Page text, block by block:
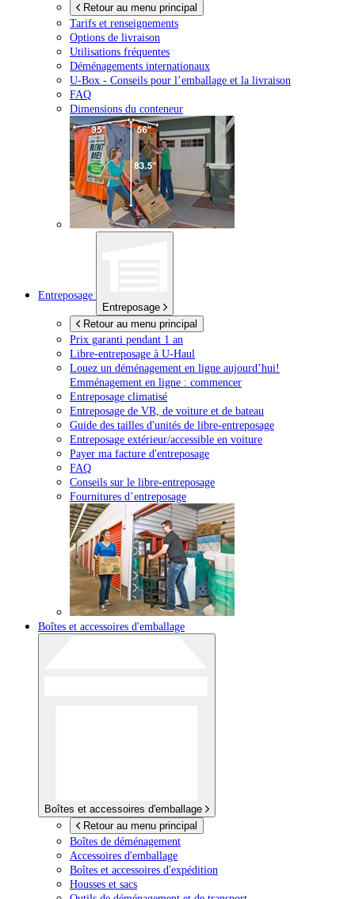
Retour au menu principal
Tarifs et renseignements
Options de livraison
Utilisations fréquentes
Déménagements internationaux
U-Box - Conseils pour l’emballage et la livraison
FAQ
Dimensions du conteneur
Entreposage
Entreposage
Retour au menu principal
Prix garanti pendant 1 an
Libre-entreposage à U-Haul
Louez un déménagement en ligne aujourd’hui!
Emménagement en ligne : commencer
Entreposage climatisé
Entreposage de VR, de voiture et de bateau
Guide des tailles d'unités de libre-entreposage
Entreposage extérieur/accessible en voiture
Payer ma facture d'entreposage
FAQ
Conseils sur le libre-entreposage
Fournitures d’entreposage
Boîtes et accessoires d'emballage
Boîtes et accessoires d'emballage
Retour au menu principal
Boîtes de déménagement
Accessoires d'emballage
Boîtes et accessoires d'expédition
Housses et sacs